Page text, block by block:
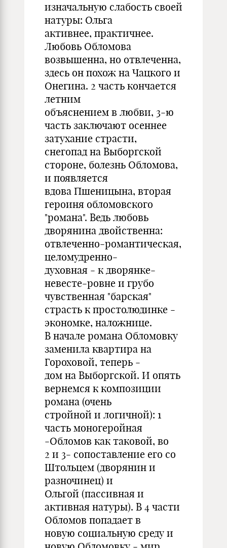
изначальную слабость своей
натуры: Ольга
активнее, практичнее.
Любовь Обломова
возвышенна, но отвлеченна,
здесь он похож на Чацкого и
Онегина. 2 часть кончается
летним
объяснением в любви, 3-ю
часть заключают осеннее
затухание страсти,
снегопад на Выборгской
стороне, болезнь Обломова,
и появляется
вдова Пшеницына, вторая
героиня обломовского
"романа". Ведь любовь
дворянина двойственна:
отвлеченно-романтическая,
целомудренно-
духовная - к дворянке-
невесте-ровне и грубо
чувственная "барская"
страсть к простолюдинке -
экономке, наложнице.
В начале романа Обломовку
заменила квартира на
Гороховой, теперь -
дом на Выборгской. И опять
вернемся к композиции
романа (очень
стройной и логичной): 1
часть моногеройная
-Обломов как таковой, во
2 и 3- сопоставление его со
Штольцем (дворянин и
разночинец) и
Ольгой (пассивная и
активная натуры). В 4 части
Обломов попадает в
новую социальную среду и